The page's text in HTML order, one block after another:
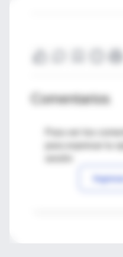
Comentarios
Para ver los